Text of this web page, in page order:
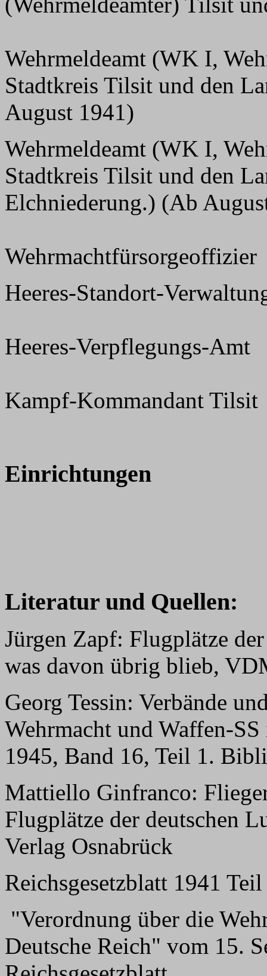
Wehrmeldeamt (WK I,
Stadtkreis Tilsit und den
August 1941)
Wehrmeldeamt (WK I,
Stadtkreis Tilsit und den
Elchniederung.) (Ab
Wehrmachtfürsorgeoffizier
Heeres-Standort-
Heeres-Verpflegungs-Amt
Kampf-Kommandant Tilsit
Einrichtungen
Literatur und Quellen:
Jürgen Zapf: Flugplätze
was davon übrig blieb,
Georg Tessin: Verbände
Wehrmacht und Waffen-
1945, Band 16, Teil 1.
Mattiello Ginfranco:
Flugplätze der deutschen
Verlag Osnabrück
Reichsgesetzblatt 1941
"Verordnung über die
Deutsche Reich" vom 15.